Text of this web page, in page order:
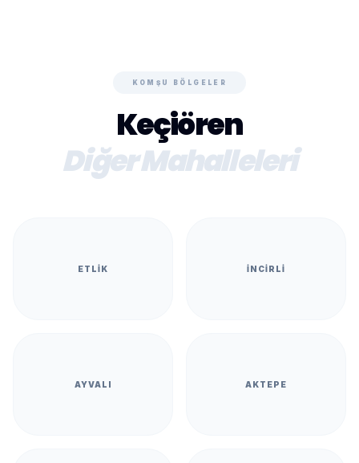
KOMŞU BÖLGELER
Keçiören
Diğer Mahalleleri
ETLIK İNCIRLI
AYVALI AKTEPE